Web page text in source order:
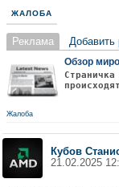
ЖАЛОБА
Реклама Добавить
Обзор
Жалоба
Кубов
21.02.2025